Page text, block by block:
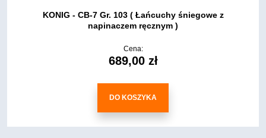
KONIG - CB-7 Gr. 103 ( Łańcuchy śniegowe z
napinaczem ręcznym )
Cena:
689,00 zł
DO KOSZYKA